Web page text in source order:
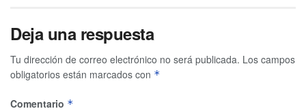
Deja una respuesta
Tu dirección de correo electrónico no será publicada. Los campos
obligatorios están marcados con *
Comentario *